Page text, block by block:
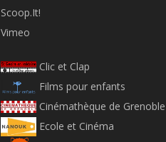
Scoop.It!
Vimeo
Clic et Clap
Films pour enfants
Cinémathèque de Grenoble
Ecole et Cinéma